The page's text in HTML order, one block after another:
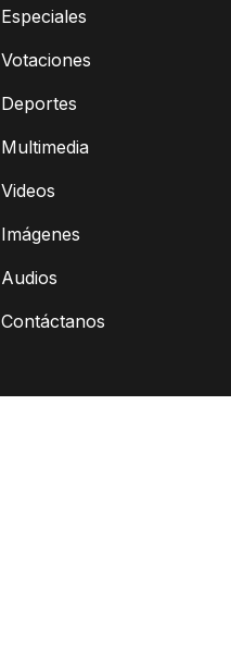
Especiales
Votaciones
Deportes
Multimedia
Videos
Imágenes
Audios
Contáctanos